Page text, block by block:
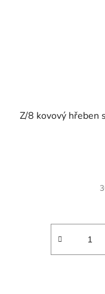
Z/8 kovový hřeben